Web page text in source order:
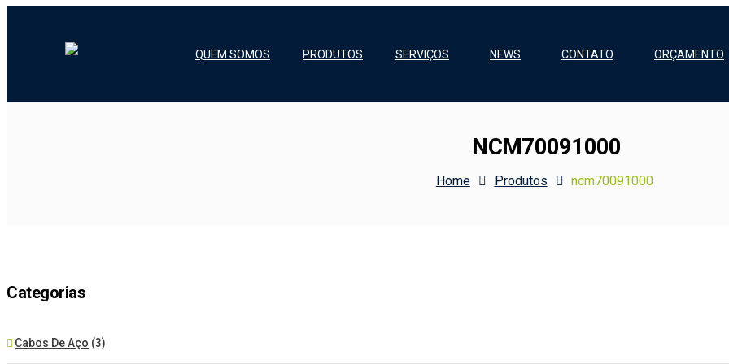
QUEM SOMOS PRODUTOS SERVIÇOS NEWS CONTATO ORÇAMENTO
NCM70091000
Home Produtos ncm70091000
Categorias
Cabos De Aço (3)